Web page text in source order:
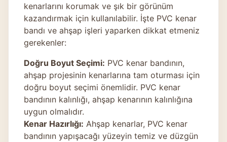
kenarlarını korumak ve şık bir görünüm
kazandırmak için kullanılabilir. İşte PVC kenar
bandı ve ahşap işleri yaparken dikkat etmeniz
gerekenler:
Doğru Boyut Seçimi: PVC kenar bandının,
ahşap projesinin kenarlarına tam oturması için
doğru boyut seçimi önemlidir. PVC kenar
bandının kalınlığı, ahşap kenarının kalınlığına
uygun olmalıdır.
Kenar Hazırlığı: Ahşap kenarlar, PVC kenar
bandının yapışacağı yüzeyin temiz ve düzgün